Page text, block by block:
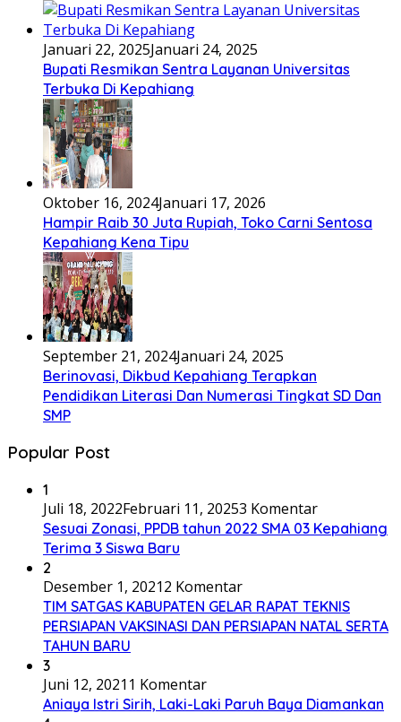
Januari 22, 2025Januari 24, 2025
Bupati Resmikan Sentra Layanan Universitas
Terbuka Di Kepahiang
Oktober 16, 2024Januari 17, 2026
Hampir Raib 30 Juta Rupiah, Toko Carni Sentosa
Kepahiang Kena Tipu
September 21, 2024Januari 24, 2025
Berinovasi, Dikbud Kepahiang Terapkan
Pendidikan Literasi Dan Numerasi Tingkat SD Dan
SMP
Popular Post
1
Juli 18, 2022Februari 11, 20253 Komentar
Sesuai Zonasi, PPDB tahun 2022 SMA 03 Kepahiang
Terima 3 Siswa Baru
2
Desember 1, 20212 Komentar
TIM SATGAS KABUPATEN GELAR RAPAT TEKNIS
PERSIAPAN VAKSINASI DAN PERSIAPAN NATAL SERTA
TAHUN BARU
3
Juni 12, 2021 1 Komentar
Aniaya Istri Sirih, Laki-Laki Paruh Baya Diamankan